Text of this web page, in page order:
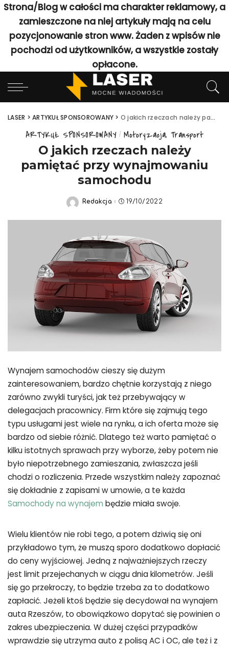
Strona/Blog w całości ma charakter reklamowy, a
zamieszczone na niej artykuły mają na celu
pozycjonowanie stron www. Żaden z wpisów nie
pochodzi od użytkowników, a wszystkie zostały
opłacone.
LASER >ARTYKUŁ SPONSOROWANY > O jakich rzeczach należy pamiętać przy wynajmowaniu samochodu
ARTYKUŁ SPONSOROWANY Motoryzacja, Transport
O jakich rzeczach należy
pamiętać przy wynajmowaniu
samochodu
Posted
Redakcja 19/10/2022
Wynajem samochodów cieszy się dużym
zainteresowaniem, bardzo chętnie korzystają z niego
zarówno zwykli turyści, jak też przebywający w
delegacjach pracownicy. Firm które się zajmują tego
typu usługami jest wiele na rynku, a ich oferta może się
bardzo od siebie różnić. Dlatego też warto pamiętać o
kilku istotnych sprawach przy wyborze, żeby potem nie
było niepotrzebnego zamieszania, zwłaszcza jeśli
chodzi o rozliczenia. Przede wszystkim należy zapoznać
się dokładnie z zapisami w umowie, a te każda
Samochody na wynajem będzie miała swoje.
Wielu klientów nie robi tego, a potem dziwią się oni
przykładowo tym, że muszą sporo dodatkowo dopłacić
do ceny wyjściowej. Jedną z najważniejszych rzeczy
jest limit przejechanych w ciągu dnia kilometrów. Jeśli
się go przekroczy, to będzie trzeba za to dodatkowo
zapłacić. Jeżeli ktoś będzie się decydował na wynajem
auta Rzeszów, to obowiązkowo dopytać się powinien o
zakres ubezpieczenia. W dużej części przypadków
wprawdzie się utrzyma auto z polisą AC i OC, ale też i z